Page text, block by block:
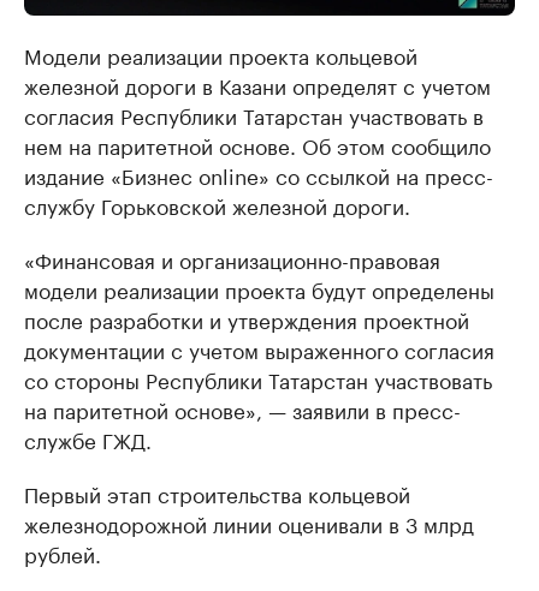
Модели реализации проекта кольцевой
железной дороги в Казани определят с учетом
согласия Республики Татарстан участвовать в
нем на паритетной основе. Об этом сообщило
издание «Бизнес online» со ссылкой на пресс-
службу Горьковской железной дороги.
«Финансовая и организационно-правовая
модели реализации проекта будут определены
после разработки и утверждения проектной
документации с учетом выраженного согласия
со стороны Республики Татарстан участвовать
на паритетной основе», — заявили в пресс-
службе ГЖД.
Первый этап строительства кольцевой
железнодорожной линии оценивали в 3 млрд
рублей.